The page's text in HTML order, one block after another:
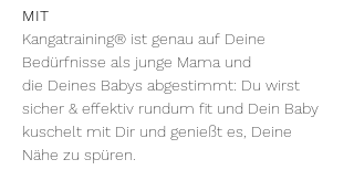
MIT
Kangatraining® ist genau auf Deine
Bedürfnisse als junge Mama und
die Deines Babys abgestimmt: Du wirst
sicher & effektiv rundum fit und Dein Baby
kuschelt mit Dir und genießt es, Deine
Nähe zu spüren.